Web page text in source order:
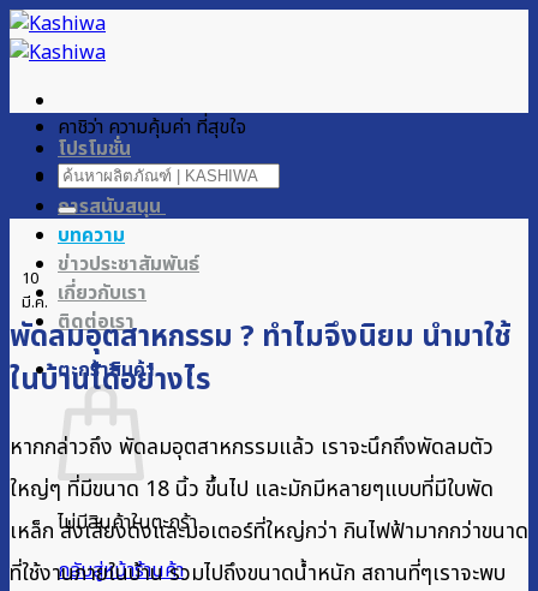
ข้าม
ไป
เนื้อหา
โปรโมชั่น
ผลิตภัณฑ์ของเรา
การสนับสนุน
บทความ
ข่าวประชาสัมพันธ์
เกี่ยวกับเรา
ติดต่อเรา
ตะกร้าสินค้า
ไม่มีสินค้าในตะกร้า
กลับสู่หน้าร้านค้า
คาชิว่า ความคุ้มค่า ที่สุขใจ
ค้นหา:
10
มี.ค.
พัดลมอุตสาหกรรม ? ทำไมจึงนิยม นำมาใช้
ในบ้านได้อย่างไร
หากกล่าวถึง พัดลมอุตสาหกรรมแล้ว เราจะนึกถึงพัดลมตัว
ใหญ่ๆ ที่มีขนาด 18 นิ้ว ขึ้นไป และมักมีหลายๆแบบที่มีใบพัด
เหล็ก ส่งเสียงดังและมอเตอร์ที่ใหญ่กว่า กินไฟฟ้ามากกว่าขนาด
ที่ใช้งานภายในบ้าน รวมไปถึงขนาดน้ำหนัก สถานที่ๆเราจะพบ